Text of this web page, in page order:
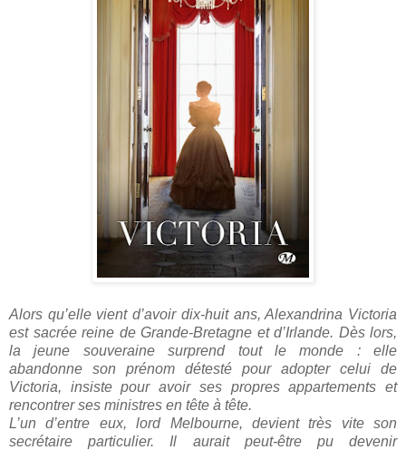
Alors qu’elle vient d’avoir dix-huit ans, Alexandrina Victoria
est sacrée reine de Grande-Bretagne et d’Irlande. Dès lors,
la jeune souveraine surprend tout le monde : elle
abandonne son prénom détesté pour adopter celui de
Victoria, insiste pour avoir ses propres appartements et
rencontrer ses ministres en tête à tête.
L’un d’entre eux, lord Melbourne, devient très vite son
secrétaire particulier. Il aurait peut-être pu devenir